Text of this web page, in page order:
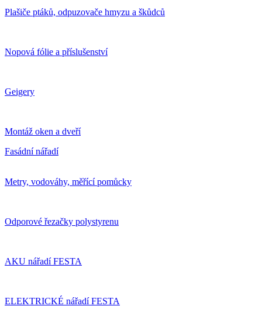
Plašiče ptáků, odpuzovače hmyzu a škůdců
Nopová fólie a příslušenství
Geigery
Montáž oken a dveří
Fasádní nářadí
Metry, vodováhy, měřící pomůcky
Odporové řezačky polystyrenu
AKU nářadí FESTA
ELEKTRICKÉ nářadí FESTA